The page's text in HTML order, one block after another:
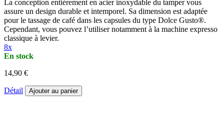
La conception entièrement en acier inoxydable du tamper vous
assure un design durable et intemporel. Sa dimension est adaptée
pour le tassage de café dans les capsules du type Dolce Gusto®.
Cependant, vous pouvez l’utiliser notamment à la machine expresso
classique à levier.
8x
En stock
14,90 €
Détail Ajouter au panier